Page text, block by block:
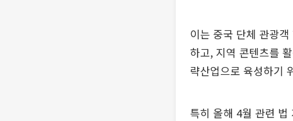
이는 중국 단체 관광
하고, 지역 콘텐츠를
략산업으로 육성하기
특히 올해 4월 관련 법